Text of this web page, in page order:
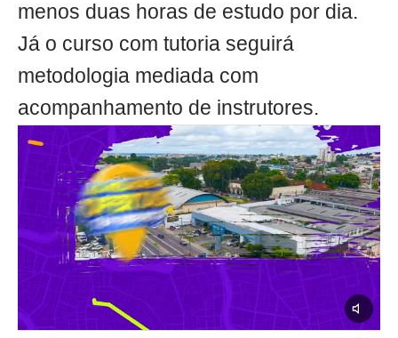
menos duas horas de estudo por dia.
Já o curso com tutoria seguirá
metodologia mediada com
acompanhamento de instrutores.